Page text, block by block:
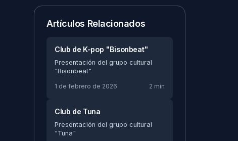
Artículos Relacionados
Club de K-pop "Bisonbeat"
Presentación del grupo cultural
"Bisonbeat"
1 de febrero de 2026
2 min
Club de Tuna
Presentación del grupo cultural
"Tuna"